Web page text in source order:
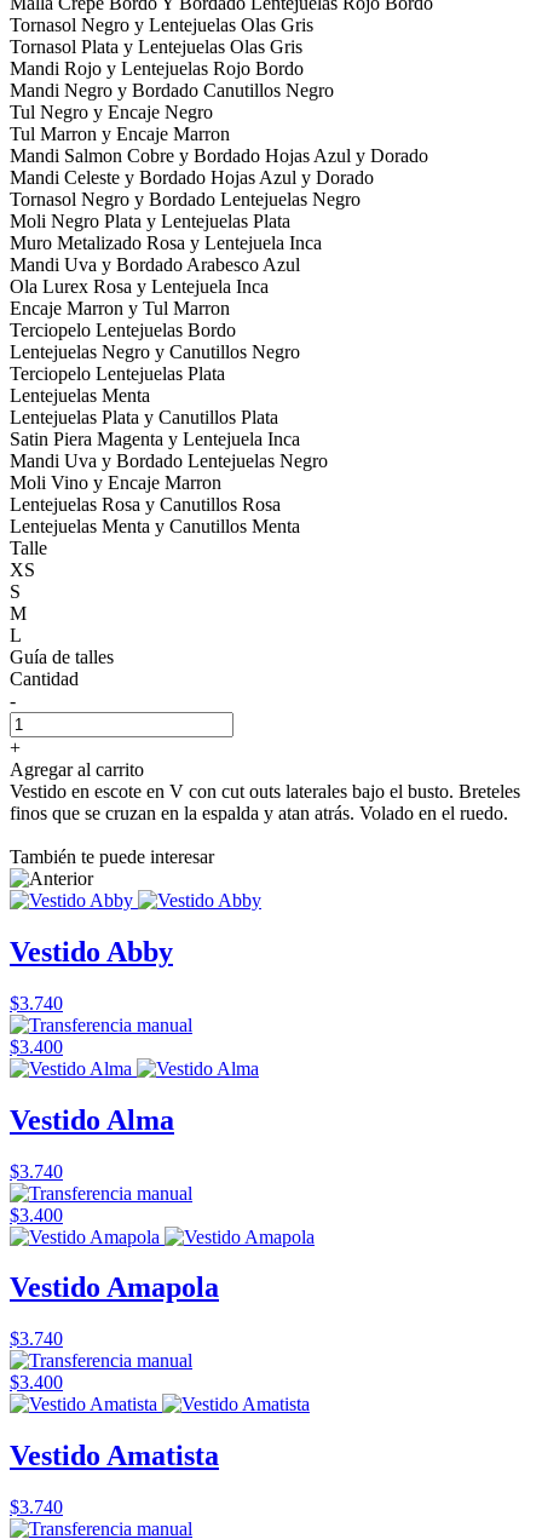
Tornasol Negro y Lentejuelas Olas Gris
Tornasol Plata y Lentejuelas Olas Gris
Mandi Rojo y Lentejuelas Rojo Bordo
Mandi Negro y Bordado Canutillos Negro
Tul Negro y Encaje Negro
Tul Marron y Encaje Marron
Mandi Salmon Cobre y Bordado Hojas Azul y Dorado
Mandi Celeste y Bordado Hojas Azul y Dorado
Tornasol Negro y Bordado Lentejuelas Negro
Moli Negro Plata y Lentejuelas Plata
Muro Metalizado Rosa y Lentejuela Inca
Mandi Uva y Bordado Arabesco Azul
Ola Lurex Rosa y Lentejuela Inca
Encaje Marron y Tul Marron
Terciopelo Lentejuelas Bordo
Lentejuelas Negro y Canutillos Negro
Terciopelo Lentejuelas Plata
Lentejuelas Menta
Lentejuelas Plata y Canutillos Plata
Satin Piera Magenta y Lentejuela Inca
Mandi Uva y Bordado Lentejuelas Negro
Moli Vino y Encaje Marron
Lentejuelas Rosa y Canutillos Rosa
Lentejuelas Menta y Canutillos Menta
Talle
XS
S
M
L
Guía de talles
Cantidad
-
+
Agregar al carrito
Vestido en escote en V con cut outs laterales bajo el busto. Breteles
finos que se cruzan en la espalda y atan atrás. Volado en el ruedo.
También te puede interesar
Vestido Abby
$3.740
$3.400
Vestido Alma
$3.740
$3.400
Vestido Amapola
$3.740
$3.400
Vestido Amatista
$3.740